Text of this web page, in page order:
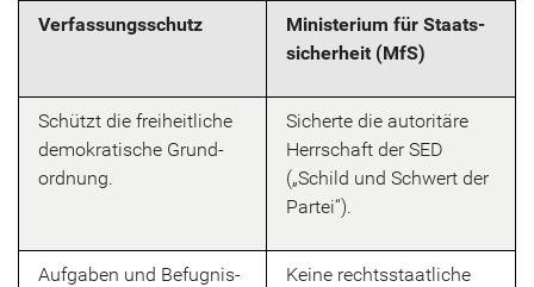
Ver­fas­sungs­schutz
Mi­nis­te­ri­um für Staats­
si­cher­heit (MfS)
Schützt die frei­heit­li­che
de­mo­kra­ti­sche Grund­
ord­nung.
Si­cher­te die au­to­ri­tä­re
Herr­schaft der SED
(„Schild und Schwert der
Par­tei“).
Auf­ga­ben und Be­fug­nis­
Keine rechts­staat­li­che